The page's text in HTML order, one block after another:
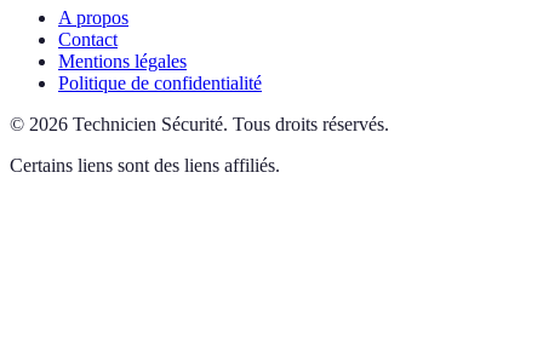
A propos
Contact
Mentions légales
Politique de confidentialité
© 2026 Technicien Sécurité. Tous droits réservés.
Certains liens sont des liens affiliés.